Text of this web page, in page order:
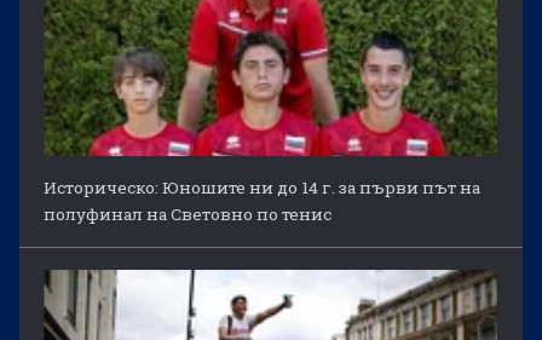
Историческо: Юношите ни до 14 г. за първи път на
полуфинал на Световно по тенис